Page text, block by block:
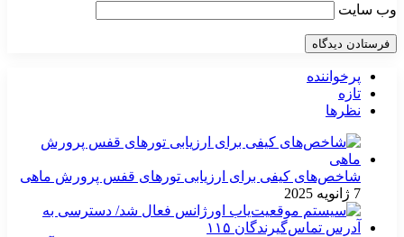
وب‌ سایت
پرخواننده
تازه
نظرها
شاخص‌های کیفی برای ارزیابی تورهای قفس پرورش ماهی
7 ژانویه 2025